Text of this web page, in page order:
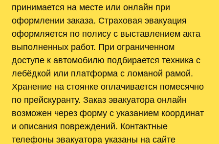
принимается на месте или онлайн при
оформлении заказа. Страховая эвакуация
оформляется по полису с выставлением акта
выполненных работ. При ограниченном
доступе к автомобилю подбирается техника с
лебёдкой или платформа с ломаной рамой.
Хранение на стоянке оплачивается помесячно
по прейскуранту. Заказ эвакуатора онлайн
возможен через форму с указанием координат
и описания повреждений. Контактные
телефоны эвакуатора указаны на сайте